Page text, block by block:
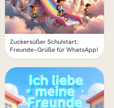
Zuckersüßer Schulstart:
Freunde-Grüße für WhatsApp!